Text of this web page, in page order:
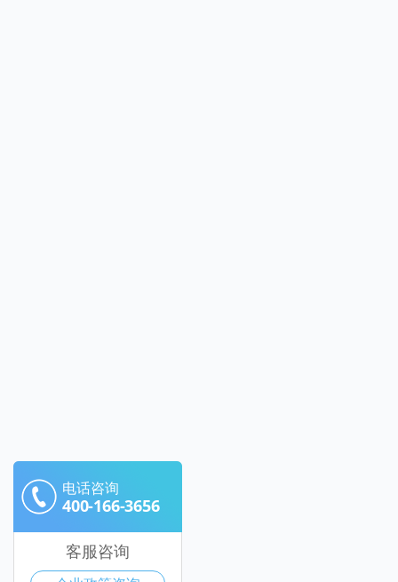
电话咨询
400-166-3656
客服咨询